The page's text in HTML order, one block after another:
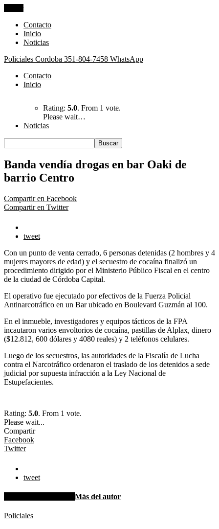
Contacto
Inicio
Noticias
Policiales Cordoba 351-804-7458 WhatsApp
Contacto
Inicio
Rating: 5.0. From 1 vote.
Please wait…
Noticias
Banda vendía drogas en bar Oaki de
barrio Centro
Compartir en Facebook
Compartir en Twitter
tweet
Con un punto de venta cerrado, 6 personas detenidas (2 hombres y 4
mujeres mayores de edad) y el secuestro de cocaína finalizó un
procedimiento dirigido por el Ministerio Público Fiscal en el centro
de la ciudad de Córdoba Capital.
El operativo fue ejecutado por efectivos de la Fuerza Policial
Antinarcotráfico en un Bar ubicado en Boulevard Guzmán al 100.
En el inmueble, investigadores y equipos tácticos de la FPA
incautaron varios envoltorios de cocaína, pastillas de Alplax, dinero
($12.812, 600 dólares y 4080 reales) y 2 teléfonos celulares.
Luego de los secuestros, las autoridades de la Fiscalía de Lucha
contra el Narcotráfico ordenaron el traslado de los detenidos a sede
judicial por supuesta infracción a la Ley Nacional de
Estupefacientes.
Rating: 5.0. From 1 vote.
Please wait...
Compartir
Facebook
Twitter
tweet
Más del autor
Policiales